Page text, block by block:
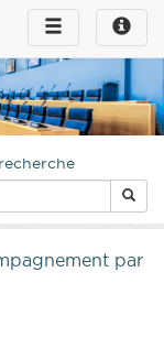
Toggle
infos
Toggle
navigation
par